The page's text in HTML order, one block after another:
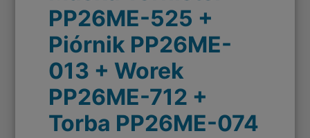
PP26ME-525 +
Piórnik PP26ME-
013 + Worek
PP26ME-712 +
Torba PP26ME-074